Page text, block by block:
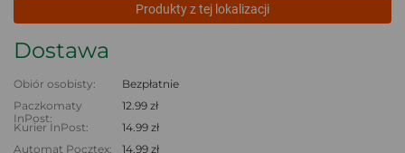
Produkty z tej lokalizacji
Dostawa
Obiór osobisty:
Bezpłatnie
Paczkomaty
InPost:
12.99 zł
Kurier InPost:
14.99 zł
Automat Pocztex:
14.99 zł